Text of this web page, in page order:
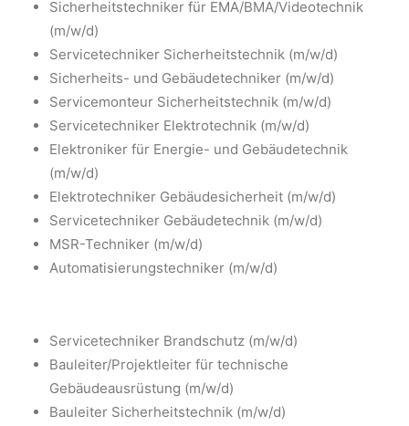
Sicherheitstechniker für EMA/BMA/Videotechnik
(m/w/d)
Servicetechniker Sicherheitstechnik (m/w/d)
Sicherheits- und Gebäudetechniker (m/w/d)
Servicemonteur Sicherheitstechnik (m/w/d)
Servicetechniker Elektrotechnik (m/w/d)
Elektroniker für Energie- und Gebäudetechnik
(m/w/d)
Elektrotechniker Gebäudesicherheit (m/w/d)
Servicetechniker Gebäudetechnik (m/w/d)
MSR-Techniker (m/w/d)
Automatisierungstechniker (m/w/d)
Servicetechniker Brandschutz (m/w/d)
Bauleiter/Projektleiter für technische
Gebäudeausrüstung (m/w/d)
Bauleiter Sicherheitstechnik (m/w/d)